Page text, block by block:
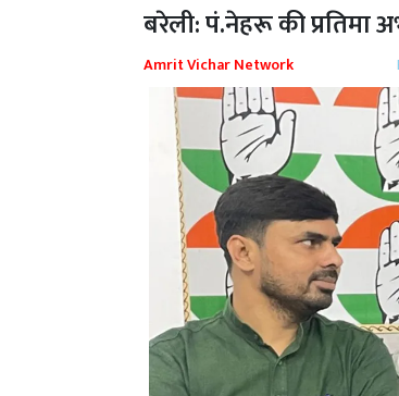
बरेली: पं.नेहरू की
Amrit Vichar Network